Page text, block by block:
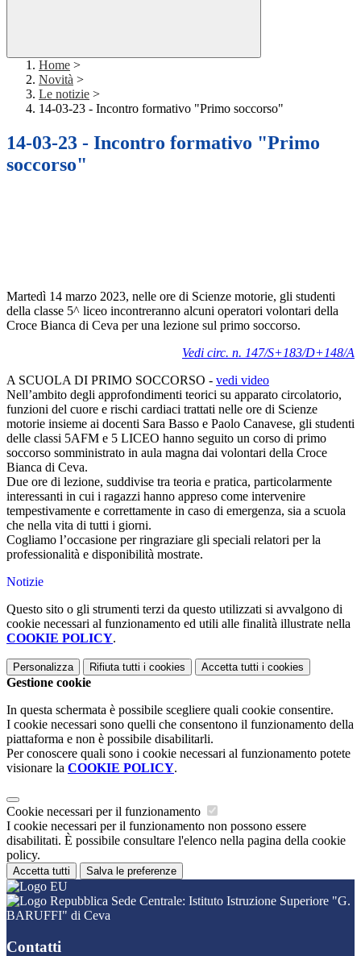
Home >
Novità >
Le notizie >
14-03-23 - Incontro formativo "Primo soccorso"
14-03-23 - Incontro formativo "Primo
soccorso"
Martedì 14 marzo 2023, nelle ore di Scienze motorie, gli studenti
della classe 5^ liceo incontreranno alcuni operatori volontari della
Croce Bianca di Ceva per una lezione sul primo soccorso.
Vedi circ. n. 147/S+183/D+148/A
A SCUOLA DI PRIMO SOCCORSO - vedi video
Nell’ambito degli approfondimenti teorici su apparato circolatorio,
funzioni del cuore e rischi cardiaci trattati nelle ore di Scienze
motorie insieme ai docenti Sara Basso e Paolo Canavese, gli studenti
delle classi 5AFM e 5 LICEO hanno seguito un corso di primo
soccorso somministrato in aula magna dai volontari della Croce
Bianca di Ceva.
Due ore di lezione, suddivise tra teoria e pratica, particolarmente
interessanti in cui i ragazzi hanno appreso come intervenire
tempestivamente e correttamente in caso di emergenza, sia a scuola
che nella vita di tutti i giorni.
Cogliamo l’occasione per ringraziare gli speciali relatori per la
professionalità e disponibilità mostrate.
Notizie
Questo sito o gli strumenti terzi da questo utilizzati si avvalgono di
cookie necessari al funzionamento ed utili alle finalità illustrate nella
COOKIE POLICY.
Personalizza Rifiuta tutti i cookies Accetta tutti i cookies
Gestione cookie
In questa schermata è possibile scegliere quali cookie consentire.
I cookie necessari sono quelli che consentono il funzionamento della
piattaforma e non è possibile disabilitarli.
Per conoscere quali sono i cookie necessari al funzionamento potete
visionare la COOKIE POLICY.
Cookie necessari per il funzionamento
I cookie necessari per il funzionamento non possono essere
disabilitati. È possibile consultare l'elenco nella pagina della cookie
policy.
Accetta tutti Salva le preferenze
Sede Centrale: Istituto Istruzione Superiore "G.
BARUFFI" di Ceva
Contatti